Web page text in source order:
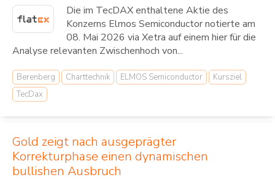
Die im TecDAX enthaltene Aktie des
Konzerns Elmos Semiconductor notierte am
08. Mai 2026 via Xetra auf einem hier für die
Analyse relevanten Zwischenhoch von...
Berenberg Charttechnik ELMOS Semiconductor
Kursziel
TecDax
Gold zeigt nach ausgeprägter
Korrekturphase einen dynamischen
bullishen Ausbruch